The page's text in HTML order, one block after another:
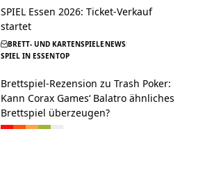
SPIEL Essen 2026: Ticket-Verkauf
startet
BRETT- UND KARTENSPIELENEWS
SPIEL IN ESSENTOP
Brettspiel-Rezension zu Trash Poker:
Kann Corax Games‘ Balatro ähnliches
Brettspiel überzeugen?